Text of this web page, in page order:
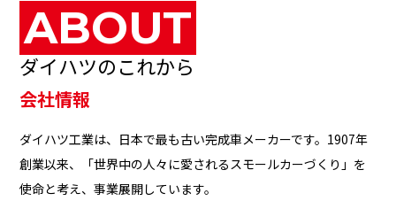
ABOUT
ダイハツのこれから
会社情報
ダイハツ工業は、日本で最も古い完成車メーカーです。1907年
創業以来、「世界中の人々に愛されるスモールカーづくり」を
使命と考え、事業展開しています。